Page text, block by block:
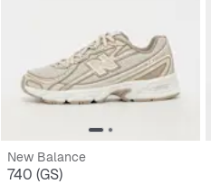
New Balance
740 (GS)